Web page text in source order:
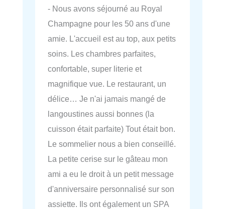
- Nous avons séjourné au Royal
Champagne pour les 50 ans d'une
amie. L'accueil est au top, aux petits
soins. Les chambres parfaites,
confortable, super literie et
magnifique vue. Le restaurant, un
délice… Je n'ai jamais mangé de
langoustines aussi bonnes (la
cuisson était parfaite) Tout était bon.
Le sommelier nous a bien conseillé.
La petite cerise sur le gâteau mon
ami a eu le droit à un petit message
d'anniversaire personnalisé sur son
assiette. Ils ont également un SPA